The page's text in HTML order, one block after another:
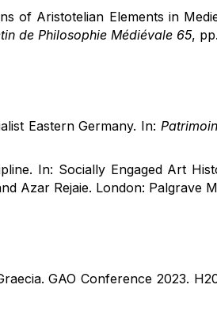
de Philosophie Médiévale 65,
Eastern Germany. In:
In: Socially Engaged Art
Azar Rejaie. London: Palgrave
GAO Conference 2023.